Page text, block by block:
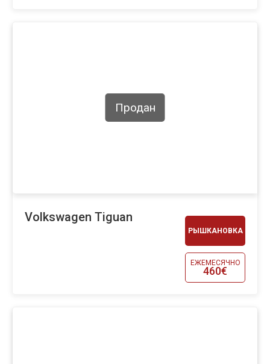
РЫШКАНОВКА
ЕЖЕМЕСЯЧНО
460€
Продан
Volkswagen Tiguan